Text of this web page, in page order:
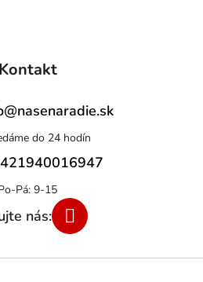
Kontakt
@nasenaradie.sk